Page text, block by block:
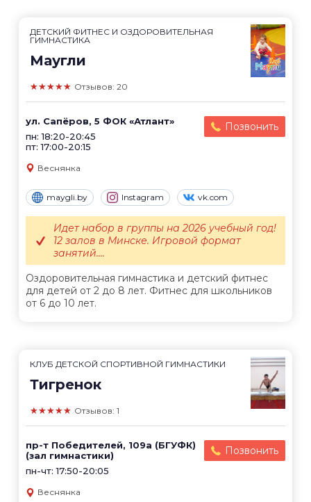
ДЕТСКИЙ ФИТНЕС И ОЗДОРОВИТЕЛЬНАЯ
ГИМНАСТИКА
Маугли
★★★★★ Отзывов: 20
ул. Сапёров, 5 ФОК «Атлант»
пн: 18:20-20:45
пт: 17:00-20:15
Позвонить
Веснянка
maygli.by Instagram vk.com
Оздоровительная гимнастика и детский фитнес
для детей от 2 до 8 лет. Фитнес для школьников
от 6 до 10 лет.
Идет набор в группы на 2026 учебный год!
12 залов в Минске. Игровой формат
занятий....
КЛУБ ДЕТСКОЙ СПОРТИВНОЙ ГИМНАСТИКИ
Тигренок
★★★★★ Отзывов: 1
пр-т Победителей, 109а (БГУФК)
(зал гимнастики)
пн-чт: 17:50-20:05
Позвонить
Веснянка